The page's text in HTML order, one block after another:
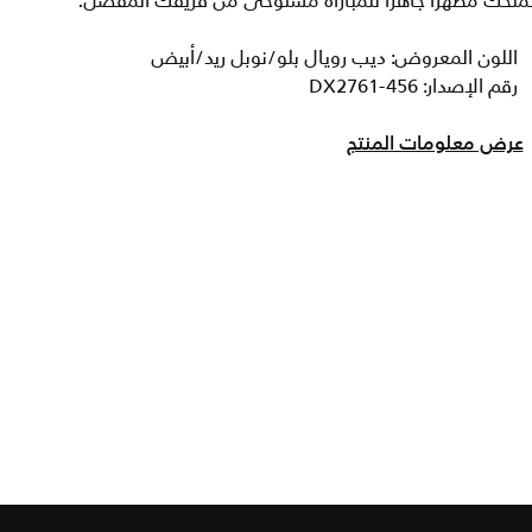
اللون المعروض: ديب رويال بلو/نوبل ريد/أبيض
رقم الإصدار: DX2761-456
عرض معلومات المنتج